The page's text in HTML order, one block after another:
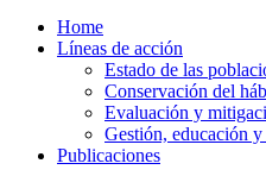
Home
Líneas de acción
Estado de las
Conservación del
Evaluación y
Gestión, educación
Publicaciones